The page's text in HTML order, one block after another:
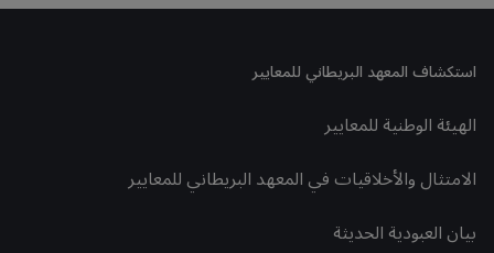
استكشاف المعهد البريطاني للمعايير
الهيئة الوطنية للمعايير
الامتثال والأخلاقيات في المعهد البريطاني للمعايير
بيان العبودية الحديثة